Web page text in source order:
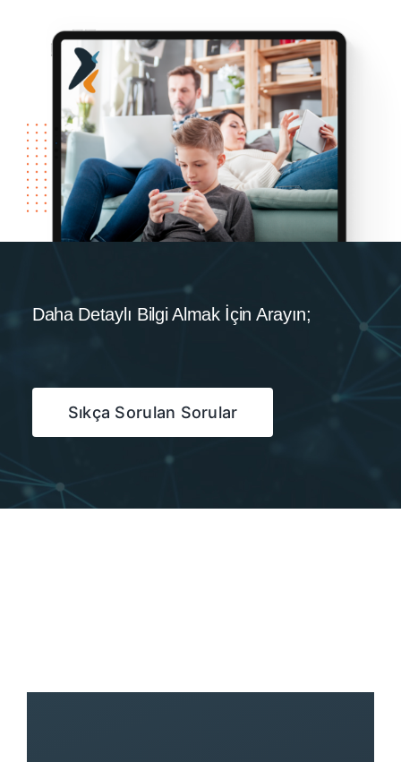
Daha Detaylı Bilgi Almak İçin Arayın;
Sıkça Sorulan Sorular